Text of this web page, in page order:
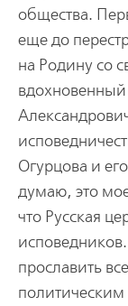
общества.
еще до
на Родину со
Огурцова и
думаю, это
что Русская
прославить